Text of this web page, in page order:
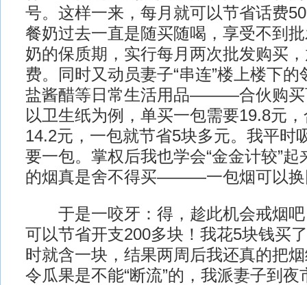
号。这样一来，每月就可以节省话费
餐奶过去一直是随买随喝，享受不到
奶的保质期，实行每月两次批发购买
费。同时又动员妻子“串连”楼上楼下
盐酱醋等日常生活用品———合伙购买
以卫生纸为例，单买一包需要19.8元
14.2元，一包就节省5块多元。我平时
要一包。掌权后我也学会“金金计较”
的烟真是舍不得买———一包烟可以换
于是一咬牙：得，趁此机会戒烟吧
可以节省开支200多块！我花5块钱买
时就含一块，结果两周后我还真的把
令瓜果是不能“断流”的，我派妻子到